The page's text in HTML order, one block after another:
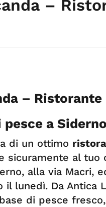
–
– Ristorante
a Siderno
di un ottimo
sicuramente al tuo
alla via Macri,
il lunedì. Da Antica
di pesce